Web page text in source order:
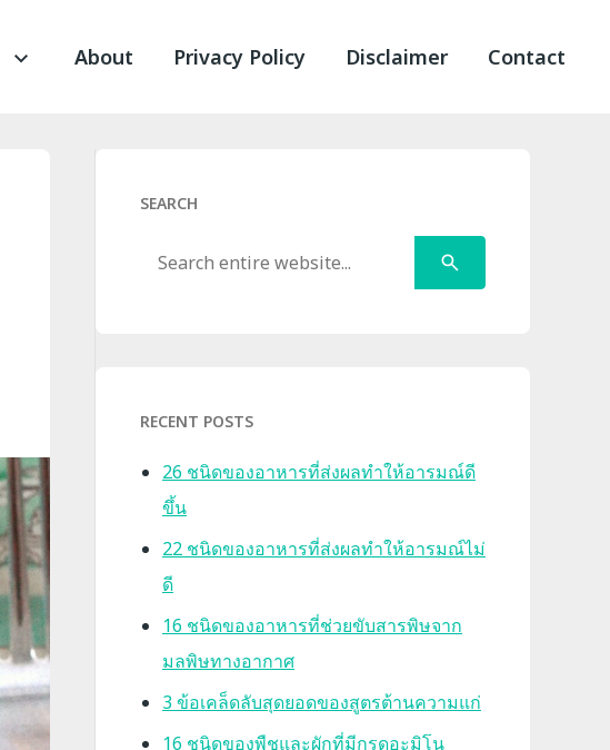
About Privacy Policy Disclaimer Contact
SEARCH
RECENT POSTS
26 ชนิดของอาหารที่ส่งผลทำให้อารมณ์ดี
ขึ้น
22 ชนิดของอาหารที่ส่งผลทำให้อารมณ์ไม่
ดี
16 ชนิดของอาหารที่ช่วยขับสารพิษจาก
มลพิษทางอากาศ
3 ข้อเคล็ดลับสุดยอดของสูตรต้านความแก่
16 ชนิดของพืชและผักที่มีกรดอะมิโน